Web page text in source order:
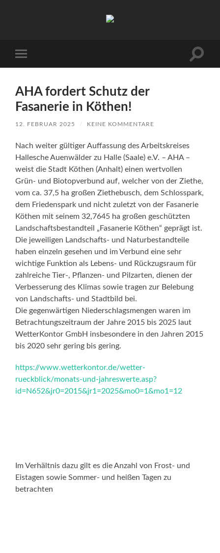
Saale
Menü
AHA fordert Schutz der
Fasanerie in Köthen!
12. FEBRUAR 2025 / KEINE KOMMENTARE
Nach weiter gültiger Auffassung des Arbeitskreises
Hallesche Auenwälder zu Halle (Saale) e.V. – AHA –
weist die Stadt Köthen (Anhalt) einen wertvollen
Grün- und Biotopverbund auf, welcher von der Ziethe,
vom ca. 37,5 ha großen Ziethebusch, dem Schlosspark,
dem Friedenspark und nicht zuletzt von der Fasanerie
Köthen mit seinem 32,7645 ha großen geschützten
Landschaftsbestandteil „Fasanerie Köthen“ geprägt ist.
Die jeweiligen Landschafts- und Naturbestandteile
haben einzeln gesehen und im Verbund eine sehr
wichtige Funktion als Lebens- und Rückzugsraum für
zahlreiche Tier-, Pflanzen- und Pilzarten, dienen der
Verbesserung des Klimas sowie tragen zur Belebung
von Landschafts- und Stadtbild bei.
Die gegenwärtigen Niederschlagsmengen waren im
Betrachtungszeitraum der Jahre 2015 bis 2025 laut
WetterKontor GmbH insbesondere in den Jahren 2015
bis 2020 sehr gering bis gering.
https://www.wetterkontor.de/wetter-
rueckblick/monats-und-jahreswerte.asp?
id=N652&jr0=2015&jr1=2025&mo0=1&mo1=12
Im Verhältnis dazu gilt es die Anzahl von Frost- und
Eistagen sowie Sommer- und heißen Tagen zu
betrachten